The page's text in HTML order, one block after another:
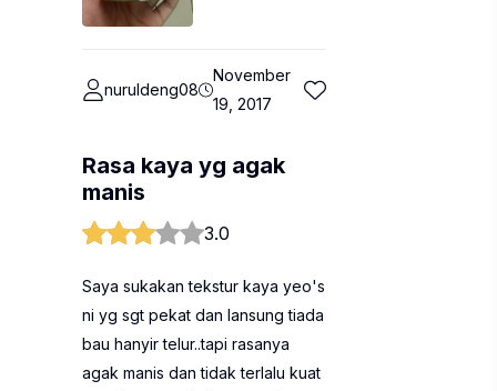
nuruldeng08
November
19, 2017
Rasa kaya yg agak
manis
3.0
Saya sukakan tekstur kaya yeo's
ni yg sgt pekat dan lansung tiada
bau hanyir telur..tapi rasanya
agak manis dan tidak terlalu kuat